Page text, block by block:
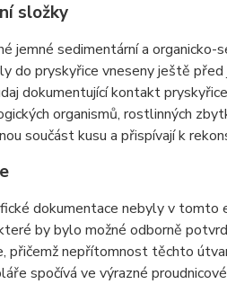
složky
jemné sedimentární a
do pryskyřice vneseny ještě
dokumentující kontakt
organismů, rostlinných
součást kusu a přispívají k
dokumentace nebyly v
by bylo možné odborně
přičemž nepřítomnost těchto
spočívá ve výrazné